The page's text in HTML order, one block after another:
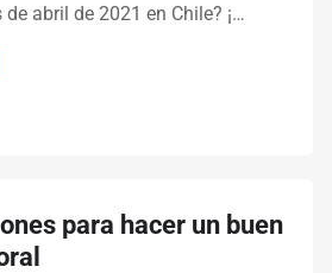
abril de 2021 en Chile? ¡…
para hacer un buen